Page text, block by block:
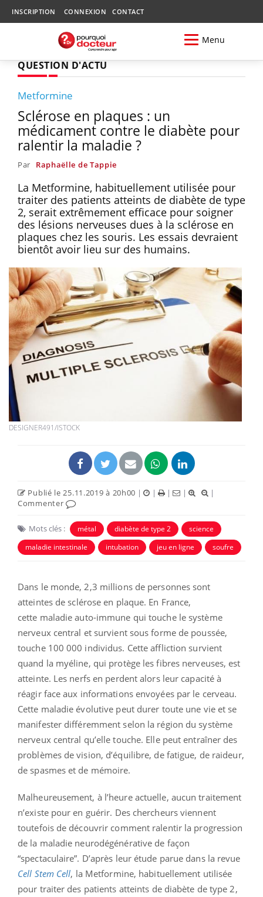
INSCRIPTION CONNEXION CONTACT
Menu
QUESTION D'ACTU
Metformine
Sclérose en plaques : un
médicament contre le diabète pour
ralentir la maladie ?
Par Raphaëlle de Tappie
La Metformine, habituellement utilisée pour
traiter des patients atteints de diabète de type
2, serait extrêmement efficace pour soigner
des lésions nerveuses dues à la sclérose en
plaques chez les souris. Les essais devraient
bientôt avoir lieu sur des humains.
DESIGNER491/ISTOCK
Publié le 25.11.2019 à 20h00 | | | |
|
Commenter
Mots clés : métal diabète de type 2
science
maladie intestinale
intubation jeu en ligne soufre
Dans le monde, 2,3 millions de personnes sont
atteintes de sclérose en plaque. En France,
cette maladie auto-immune qui touche le système
nerveux central et survient sous forme de poussée,
touche 100 000 individus. Cette affliction survient
quand la myéline, qui protège les fibres nerveuses, est
atteinte. Les nerfs en perdent alors leur capacité à
réagir face aux informations envoyées par le cerveau.
Cette maladie évolutive peut durer toute une vie et se
manifester différemment selon la région du système
nerveux central qu’elle touche. Elle peut entraîner des
problèmes de vision, d’équilibre, de fatigue, de raideur,
de spasmes et de mémoire.
Malheureusement, à l’heure actuelle, aucun traitement
n’existe pour en guérir. Des chercheurs viennent
toutefois de découvrir comment ralentir la progression
de la maladie neurodégénérative de façon
“spectaculaire”. D’après leur étude parue dans la revue
Cell Stem Cell, la Metformine, habituellement utilisée
pour traiter des patients atteints de diabète de type 2,